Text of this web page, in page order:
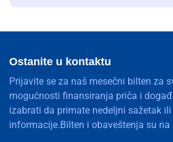
Ostanite u kontaktu
Prijavite se za naš mesečni bilten za
mogućnosti finansiranja priča i
izabrati da primate nedeljni sažetak
informacije.Bilten i obaveštenja su na